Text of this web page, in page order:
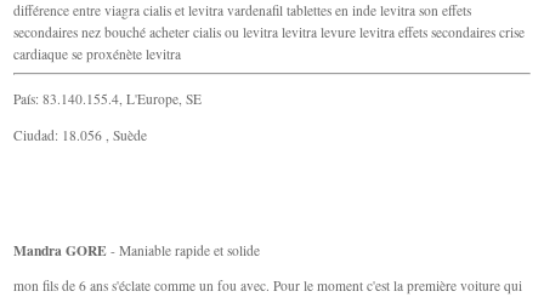
différence entre viagra cialis et levitra vardenafil tablettes en inde levitra son effets
secondaires nez bouché acheter cialis ou levitra levitra levure levitra effets secondaires crise
cardiaque se proxénète levitra
País: 83.140.155.4, L'Europe, SE
Ciudad: 18.056 , Suède
Mandra GORE - Maniable rapide et solide
mon fils de 6 ans s'éclate comme un fou avec. Pour le moment c'est la première voiture qui